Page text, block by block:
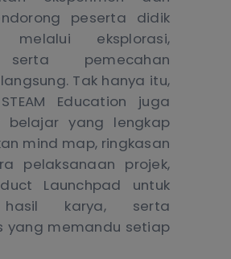
peserta didik
eksplorasi,
serta pemecahan
Tak hanya itu,
Education juga
belajar yang lengkap
mind map, ringkasan
pelaksanaan projek,
Launchpad untuk
hasil karya, serta
yang memandu setiap